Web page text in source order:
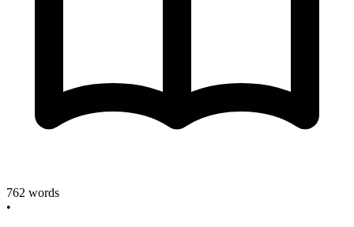
762 words
•